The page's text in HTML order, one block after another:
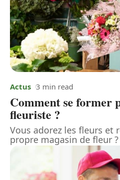
Actus 3 min read
Comment se former
fleuriste ?
Vous adorez les fleurs et
propre magasin de fleur